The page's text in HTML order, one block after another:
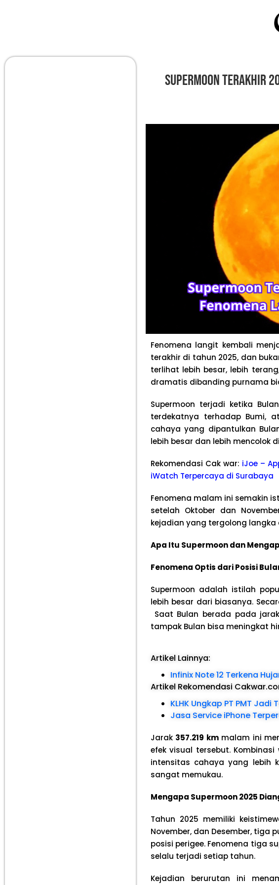
Supermoon Terakhir
Fenomena langit kembali
terakhir di tahun 2025, dan
terlihat lebih besar, lebih
dramatis dibanding purnama
Supermoon terjadi ketika
terdekatnya terhadap Bumi,
cahaya yang dipantulkan
lebih besar dan lebih mencolok
Rekomendasi Cak war: iJoe –
iWatch Terpercaya di Surabaya
Fenomena malam ini semakin
setelah Oktober dan
kejadian yang tergolong
Apa Itu Supermoon dan
Fenomena Optis dari Posisi
Supermoon adalah istilah
lebih besar dari biasanya.
Saat Bulan berada pada
tampak Bulan bisa meningkat
Artikel Lainnya:
Infinix Note 12 Terkena
Artikel Rekomendasi
KLHK Ungkap PT PMT
Jasa Service iPhone
Jarak 357.219 kmmalam ini
efek visual tersebut.
intensitas cahaya yang lebih
sangat memukau.
Mengapa Supermoon 2025
Tahun 2025 memiliki
November, dan Desember,
posisi perigee. Fenomena tiga
selalu terjadi setiap tahun.
Kejadian berurutan ini